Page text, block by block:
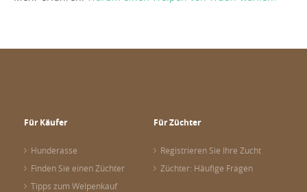
Für Käufer
Hunderasse
Finden Sie einen Züchter
Tipps zum Welpenkauf
Für Züchter
Registrieren Sie Ihre Zucht
Züchter: Häufige Fragen